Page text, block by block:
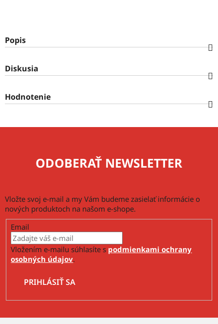
Popis
Diskusia
Hodnotenie
ODOBERAŤ NEWSLETTER
Vložte svoj e-mail a my Vám budeme zasielať informácie o
nových produktoch na našom e-shope.
Email
Vložením e-mailu súhlasíte s podmienkami ochrany
osobných údajov.
PRIHLÁSIŤ SA